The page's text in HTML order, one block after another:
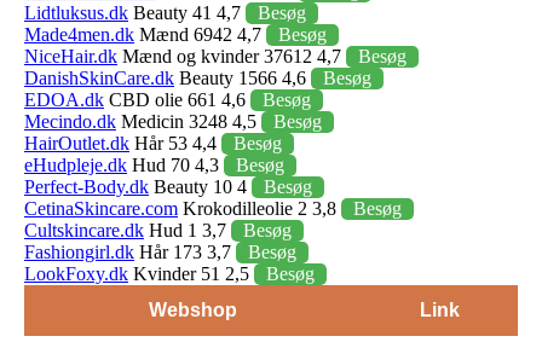
Lidtluksus.dk Beauty 41 4,7
Besøg
Made4men.dk Mænd 6942 4,7
Besøg
NiceHair.dk Mænd og kvinder 37612 4,7
Besøg
DanishSkinCare.dk Beauty 1566 4,6
Besøg
EDOA.dk CBD olie 661 4,6
Besøg
Mecindo.dk Medicin 3248 4,5
Besøg
HairOutlet.dk Hår 53 4,4
Besøg
eHudpleje.dk Hud 70 4,3
Besøg
Perfect-Body.dk Beauty 10 4
Besøg
CetinaSkincare.com Krokodilleolie 2 3,8
Besøg
Cultskincare.dk Hud 1 3,7
Besøg
Fashiongirl.dk Hår 173 3,7
Besøg
LookFoxy.dk Kvinder 51 2,5
Besøg
Webshop
Link